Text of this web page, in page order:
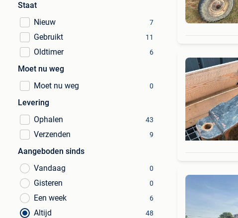
Staat
Nieuw
7
Gebruikt 11
Oldtimer 6
Moet nu weg
Moet nu weg
0
Levering
Ophalen
43
Verzenden 9
Aangeboden sinds
Vandaag
0
Gisteren 0
Een week 6
Altijd 48